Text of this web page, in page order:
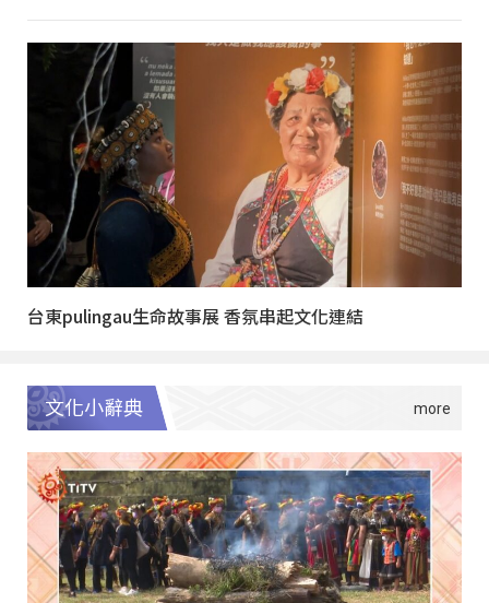
台東pulingau生命故事展 香氛串起文化連結
文化小辭典